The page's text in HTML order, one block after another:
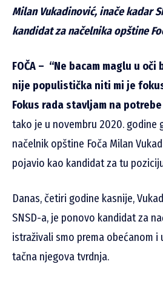
Milan Vukadinović, inače kadar
kandidat za načelnika opštine
FOČA – “Ne bacam maglu u oči
nije populistička niti mi je
Fokus rada stavljam na
tako je u novembru 2020. godine
načelnik opštine Foča Milan
pojavio kao kandidat za tu
Danas, četiri godine kasnije,
SNSD-a, je ponovo kandidat za
istraživali smo prema obećanom
tačna njegova tvrdnja.